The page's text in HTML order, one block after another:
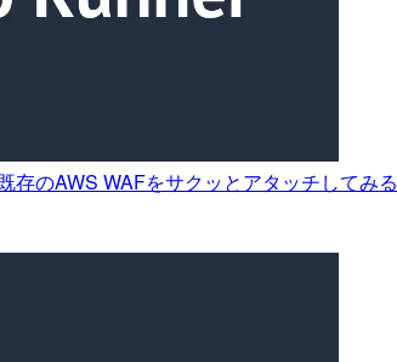
のAWS WAFをサクッとアタッチしてみる